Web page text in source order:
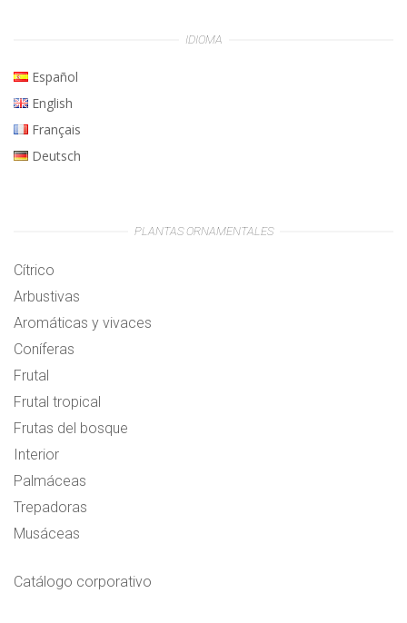
IDIOMA
Español
English
Français
Deutsch
PLANTAS ORNAMENTALES
Cítrico
Arbustivas
Aromáticas y vivaces
Coníferas
Frutal
Frutal tropical
Frutas del bosque
Interior
Palmáceas
Trepadoras
Musáceas
Catálogo corporativo